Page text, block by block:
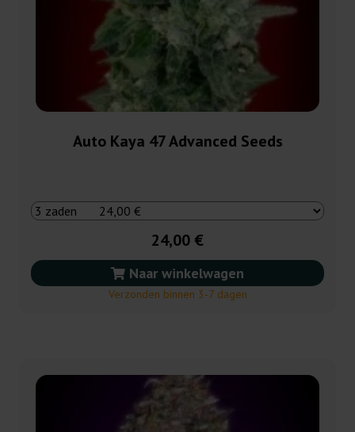
Auto Kaya 47 Advanced Seeds
24,00 €
Naar winkelwagen
Verzonden binnen 3-7 dagen